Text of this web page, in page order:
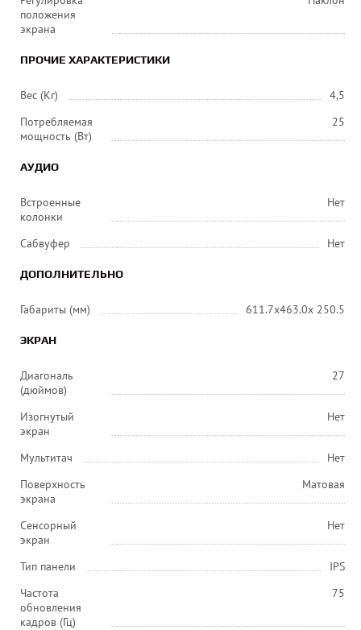
положения
экрана
ПРОЧИЕ ХАРАКТЕРИСТИКИ
Вес (Кг)
4,5
Потребляемая
мощность (Вт)
25
АУДИО
Встроенные
колонки
Нет
Сабвуфер Нет
ДОПОЛНИТЕЛЬНО
Габариты (мм) 611.7х463.0х 250.5
ЭКРАН
Диагональ
(дюймов)
27
Изогнутый
экран
Нет
Мультитач
Нет
Поверхность
экрана
Матовая
Сенсорный
экран
Нет
Тип панели
IPS
Частота
обновления
кадров (Гц)
75